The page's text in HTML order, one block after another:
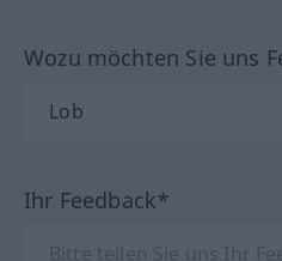
Wozu möchten Sie uns
Ihr Feedback*